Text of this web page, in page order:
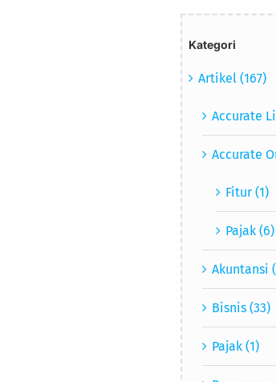
Kategori
Artikel (167)
Accurate
Accurate
Fitur (1)
Pajak (6)
Akuntansi
Bisnis (33)
Pajak (1)